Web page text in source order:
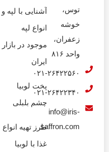
توس،
خوشه
زعفران،
واحد ۸۱۶
۰۲۱-۲۶۴۲۲۵۶۰
۰۲۱-۲۶۴۲۲۳۴۰
info@iris-
saffron.com
آشنایی با لپه و
انواع لپه
موجود در بازار
ایران
پخت لوبیا
چشم بلبلی
طرز تهیه انواع
غذا با لوبیا